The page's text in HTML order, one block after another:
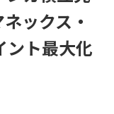
ックス・
ント最大化